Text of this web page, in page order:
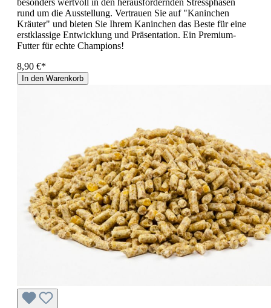
rund um die Ausstellung. Vertrauen Sie auf "Kaninchen
Kräuter" und bieten Sie Ihrem Kaninchen das Beste für eine
erstklassige Entwicklung und Präsentation. Ein Premium-
Futter für echte Champions!
8,90 €*
In den Warenkorb